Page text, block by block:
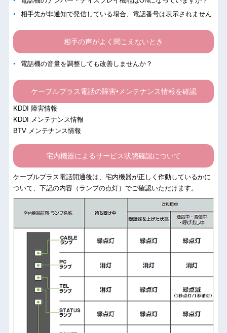
相手先が非通知で発信している場合、電話番号は表示されません
相手の声がよく聞こえないとき
電話機の音量を調整しても改善しませんか？
ケーブルプラス電話の障害•メンテナンス情報を確認
KDDI 障害情報
KDDI メンテナンス情報
BTV メンテナンス情報
宅内機器によるサービス状態確認について
ケーブルプラス電話開通後は、宅内機器が正しく作動しているかに
ついて、下記の内容（ランプの点灯）でご確認いただけます。